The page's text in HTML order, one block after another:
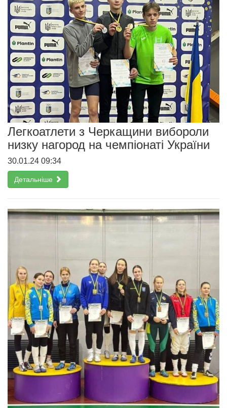
Легкоатлети з Черкащини вибороли
низку нагород на чемпіонаті України
30.01.24 09:34
Детальніше